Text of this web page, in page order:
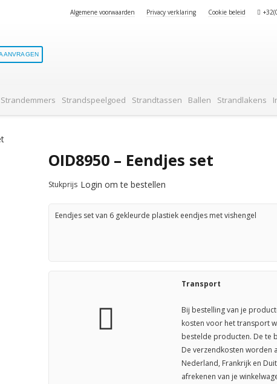
Algemene voorwaarden Privacy verklaring Cookie beleid
Strandemmers Strandspeelgoed Strandtassen Ballen Strandlakens
OID8950 – Eendjes set
Stukprijs Login om te bestellen
Eendjes set van 6 gekleurde plastiek eendjes met vishengel
Transport
Bij bestelling van je
kosten voor het transport
bestelde producten. De te
De verzendkosten worden
Nederland, Frankrijk en
afrekenen van je